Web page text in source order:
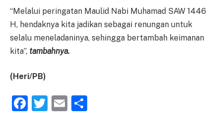
“Melalui peringatan Maulid Nabi Muhamad SAW 1446
H, hendaknya kita jadikan sebagai renungan untuk
selalu meneladaninya, sehingga bertambah keimanan
kita”, tambahnya.
(Heri/PB)
Facebook
Twitter
Email